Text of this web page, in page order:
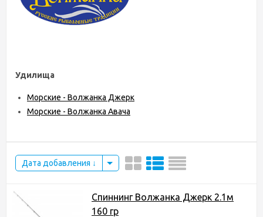
Удилища
Морские - Волжанка Джерк
Морские - Волжанка Авача
Дата добавления
Спиннинг Волжанка Джерк 2.1м
160 гр